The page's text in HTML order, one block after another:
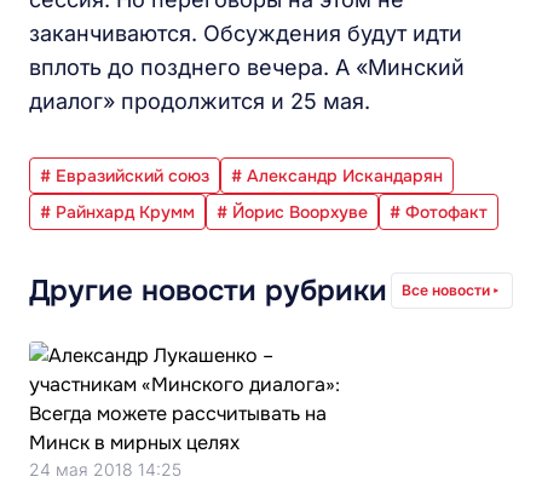
заканчиваются. Обсуждения будут идти
вплоть до позднего вечера. А «Минский
диалог» продолжится и 25 мая.
# Евразийский союз
# Александр Искандарян
# Райнхард Крумм
# Йорис Воорхуве # Фотофакт
Другие новости рубрики Все новости
24 мая 2018 14:25